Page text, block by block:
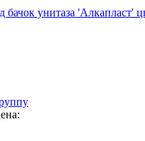
бачок унитаза 'Алкапласт'